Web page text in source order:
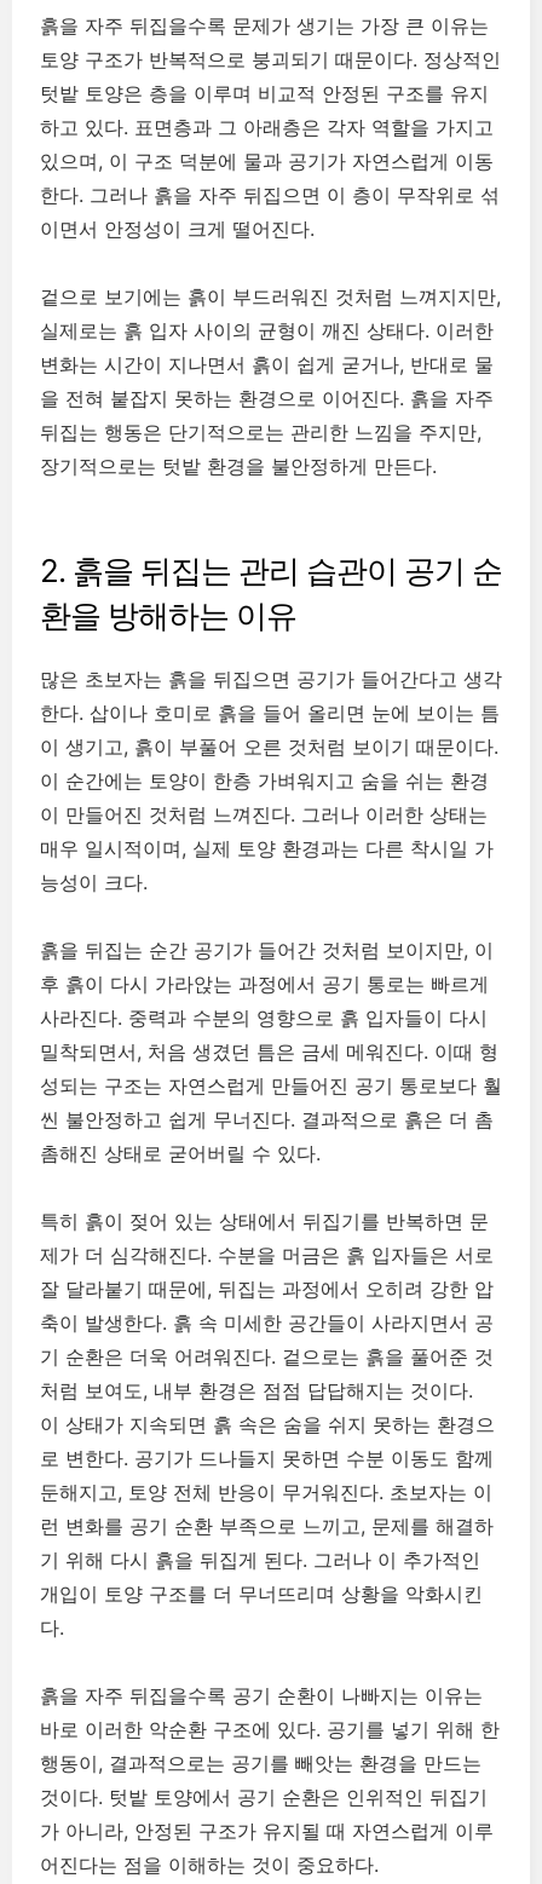
흙을 자주 뒤집을수록 문제가 생기는 가장 큰 이유는
토양 구조가 반복적으로 붕괴되기 때문이다. 정상적인
텃밭 토양은 층을 이루며 비교적 안정된 구조를 유지
하고 있다. 표면층과 그 아래층은 각자 역할을 가지고
있으며, 이 구조 덕분에 물과 공기가 자연스럽게 이동
한다. 그러나 흙을 자주 뒤집으면 이 층이 무작위로 섞
이면서 안정성이 크게 떨어진다.
겉으로 보기에는 흙이 부드러워진 것처럼 느껴지지만,
실제로는 흙 입자 사이의 균형이 깨진 상태다. 이러한
변화는 시간이 지나면서 흙이 쉽게 굳거나, 반대로 물
을 전혀 붙잡지 못하는 환경으로 이어진다. 흙을 자주
뒤집는 행동은 단기적으로는 관리한 느낌을 주지만,
장기적으로는 텃밭 환경을 불안정하게 만든다.
2. 흙을 뒤집는 관리 습관이 공기 순
환을 방해하는 이유
많은 초보자는 흙을 뒤집으면 공기가 들어간다고 생각
한다. 삽이나 호미로 흙을 들어 올리면 눈에 보이는 틈
이 생기고, 흙이 부풀어 오른 것처럼 보이기 때문이다.
이 순간에는 토양이 한층 가벼워지고 숨을 쉬는 환경
이 만들어진 것처럼 느껴진다. 그러나 이러한 상태는
매우 일시적이며, 실제 토양 환경과는 다른 착시일 가
능성이 크다.
흙을 뒤집는 순간 공기가 들어간 것처럼 보이지만, 이
후 흙이 다시 가라앉는 과정에서 공기 통로는 빠르게
사라진다. 중력과 수분의 영향으로 흙 입자들이 다시
밀착되면서, 처음 생겼던 틈은 금세 메워진다. 이때 형
성되는 구조는 자연스럽게 만들어진 공기 통로보다 훨
씬 불안정하고 쉽게 무너진다. 결과적으로 흙은 더 촘
촘해진 상태로 굳어버릴 수 있다.
특히 흙이 젖어 있는 상태에서 뒤집기를 반복하면 문
제가 더 심각해진다. 수분을 머금은 흙 입자들은 서로
잘 달라붙기 때문에, 뒤집는 과정에서 오히려 강한 압
축이 발생한다. 흙 속 미세한 공간들이 사라지면서 공
기 순환은 더욱 어려워진다. 겉으로는 흙을 풀어준 것
처럼 보여도, 내부 환경은 점점 답답해지는 것이다.
이 상태가 지속되면 흙 속은 숨을 쉬지 못하는 환경으
로 변한다. 공기가 드나들지 못하면 수분 이동도 함께
둔해지고, 토양 전체 반응이 무거워진다. 초보자는 이
런 변화를 공기 순환 부족으로 느끼고, 문제를 해결하
기 위해 다시 흙을 뒤집게 된다. 그러나 이 추가적인
개입이 토양 구조를 더 무너뜨리며 상황을 악화시킨
다.
흙을 자주 뒤집을수록 공기 순환이 나빠지는 이유는
바로 이러한 악순환 구조에 있다. 공기를 넣기 위해 한
행동이, 결과적으로는 공기를 빼앗는 환경을 만드는
것이다. 텃밭 토양에서 공기 순환은 인위적인 뒤집기
가 아니라, 안정된 구조가 유지될 때 자연스럽게 이루
어진다는 점을 이해하는 것이 중요하다.